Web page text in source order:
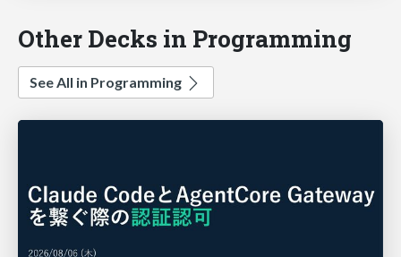
Other Decks in Programming
See All in Programming